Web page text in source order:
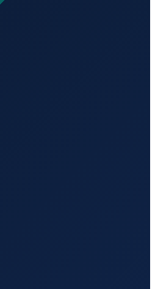
de La Estrella?
Aeródromo Virgen de La